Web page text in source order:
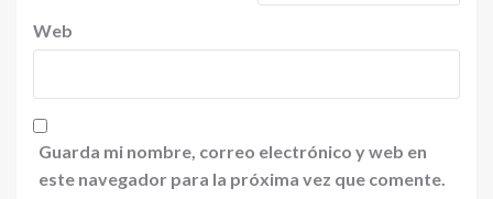
Web
Guarda mi nombre, correo electrónico y web en
este navegador para la próxima vez que comente.